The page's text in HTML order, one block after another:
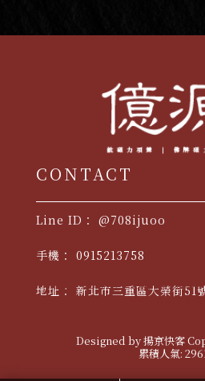
@708ijuoo
0915213758
新北市三重區大榮街51
佛牌 台北佛牌 三重佛牌 佛牌專
三重佛牌專賣
Designed by揚京快客
累積人氣: